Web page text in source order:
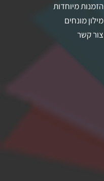
הזמנות מיוחדות
מילון מונחים
צור קשר